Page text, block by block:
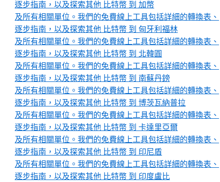
逐步指南，以及探索其他 比特幣 到 加幣
及所有相關單位。我們的免費線上工具包括詳細的轉換表、
逐步指南，以及探索其他 比特幣 到 匈牙利福林
及所有相關單位。我們的免費線上工具包括詳細的轉換表、
逐步指南，以及探索其他 比特幣 到 北韓圓
及所有相關單位。我們的免費線上工具包括詳細的轉換表、
逐步指南，以及探索其他 比特幣 到 南蘇丹鎊
及所有相關單位。我們的免費線上工具包括詳細的轉換表、
逐步指南，以及探索其他 比特幣 到 博茨瓦納普拉
及所有相關單位。我們的免費線上工具包括詳細的轉換表、
逐步指南，以及探索其他 比特幣 到 卡達里亞爾
及所有相關單位。我們的免費線上工具包括詳細的轉換表、
逐步指南，以及探索其他 比特幣 到 印尼盾
及所有相關單位。我們的免費線上工具包括詳細的轉換表、
逐步指南，以及探索其他 比特幣 到 印度盧比